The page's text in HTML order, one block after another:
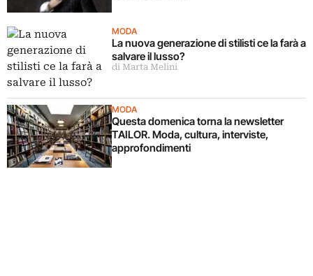
MODA
La nuova generazione di stilisti ce la farà a
salvare il lusso?
di Marta Melini
MODA
Questa domenica torna la newsletter
TAILOR. Moda, cultura, interviste,
approfondimenti